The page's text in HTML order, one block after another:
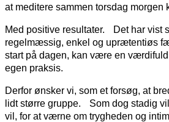
at meditere sammen torsdag morgen
Med positive resultater. Det har vist
regelmæssig, enkel og uprætentiøs
start på dagen, kan være en
egen praksis.
Derfor ønsker vi, som et forsøg, at
lidt større gruppe. Som dog stadig
vil, for at værne om trygheden og